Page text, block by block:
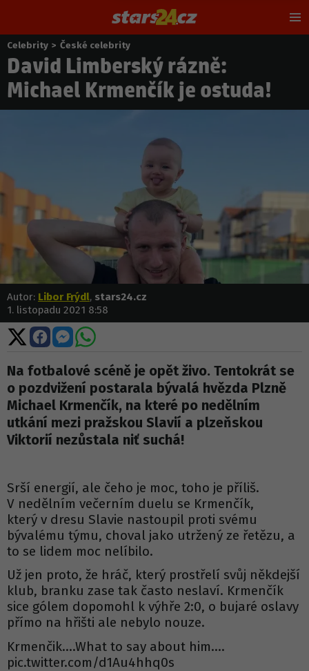
Nacházíte
se
zde:
Celebrity > České celebrity
David Limberský rázně:
Michael Krmenčík je ostuda!
Autor: Libor Frýdl, stars24.cz
1. listopadu 2021 8:58
Sdílet
na
X
Sdílet
na
Facebooku
Sdílet
na
Messengeru
Sdílet
WhatsApp
Na fotbalové scéně je opět živo. Tentokrát se
o pozdvižení postarala bývalá hvězda Plzně
Michael Krmenčík, na které po nedělním
utkání mezi pražskou Slavií a plzeňskou
Viktorií nezůstala niť suchá!
Srší energií, ale čeho je moc, toho je příliš.
V nedělním večerním duelu se Krmenčík,
který v dresu Slavie nastoupil proti svému
bývalému týmu, choval jako utržený ze řetězu, a
to se lidem moc nelíbilo.
Už jen proto, že hráč, který prostřelí svůj někdejší
klub, branku zase tak často neslaví. Krmenčík
sice gólem dopomohl k výhře 2:0, o bujaré oslavy
přímo na hřišti ale nebylo nouze.
Krmenčik….What to say about him….
pic.twitter.com/d1Au4hhq0s